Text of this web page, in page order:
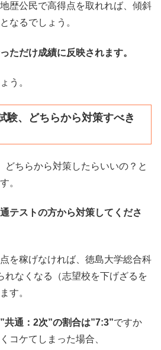
歴公民で高得点を取れれば、傾斜
なるでしょう。
ただけ成績に反映されます。
う。
験、どちらから対策すべき
どちらから対策したらいいの？と
。
テストの方から対策してくださ
を稼げなければ、徳島大学総合科
れなくなる（志望校を下げざるを
す。
”共通：2次”の割合は”7:3”ですか
コケてしまった場合、